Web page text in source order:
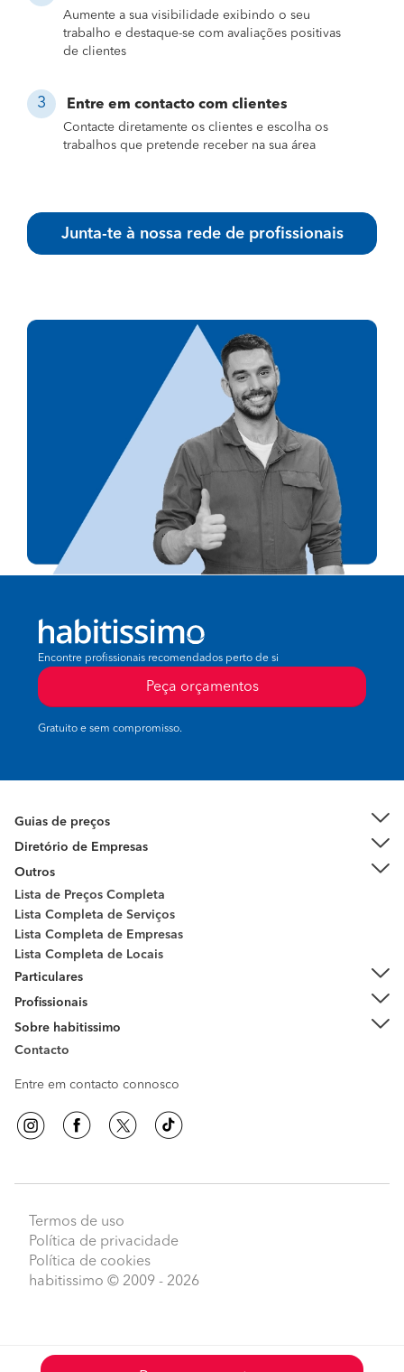
Aumente a sua visibilidade exibindo o seu
trabalho e destaque-se com avaliações positivas
de clientes
Entre em contacto com clientes
Contacte diretamente os clientes e escolha os
trabalhos que pretende receber na sua área
Junta-te à nossa rede de profissionais
Encontre profissionais recomendados perto de si
Peça orçamentos
Gratuito e sem compromisso.
Guias de preços
Diretório de Empresas
Outros
Lista de Preços Completa
Lista Completa de Serviços
Lista Completa de Empresas
Lista Completa de Locais
Particulares
Profissionais
Sobre habitissimo
Contacto
Entre em contacto connosco
Termos de uso
Política de privacidade
Política de cookies
habitissimo © 2009 - 2026